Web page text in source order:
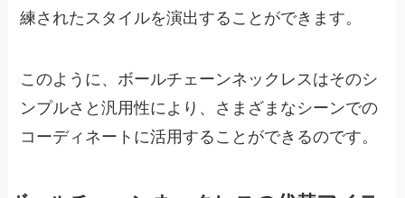
練されたスタイルを演出することができます。
このように、ボールチェーンネックレスはそのシ
ンプルさと汎用性により、さまざまなシーンでの
コーディネートに活用することができるのです。